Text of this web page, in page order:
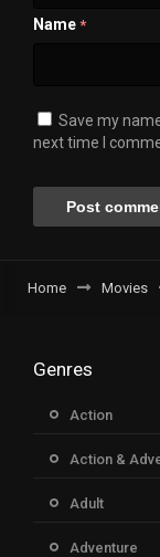
Name *
Save my
next time I
Home Movies
Genres
Action
Action &
Adult
Adventure